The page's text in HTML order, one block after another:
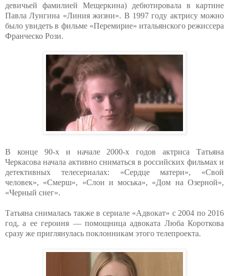
девичьей фамилией Мещеркина) дебютировала в картине
Павла Лунгина «Линия жизни». В 1997 году актрису можно
было увидеть в фильме «Перемирие» итальянского режиссера
Франческо Рози.
В конце 90-х и начале 2000-х годов актриса Татьяна
Черкасова начала активно сниматься в российских фильмах и
детективных телесериалах: «Сердце матери», «Свой
человек», «Смерш», «Слон и моська», «Дом на Озерной»,
«Черный снег».
Татьяна снималась также в сериале «Адвокат» с 2004 по 2016
год, а ее героиня — помощница адвоката Люба Короткова
сразу же приглянулась поклонникам этого телепроекта.